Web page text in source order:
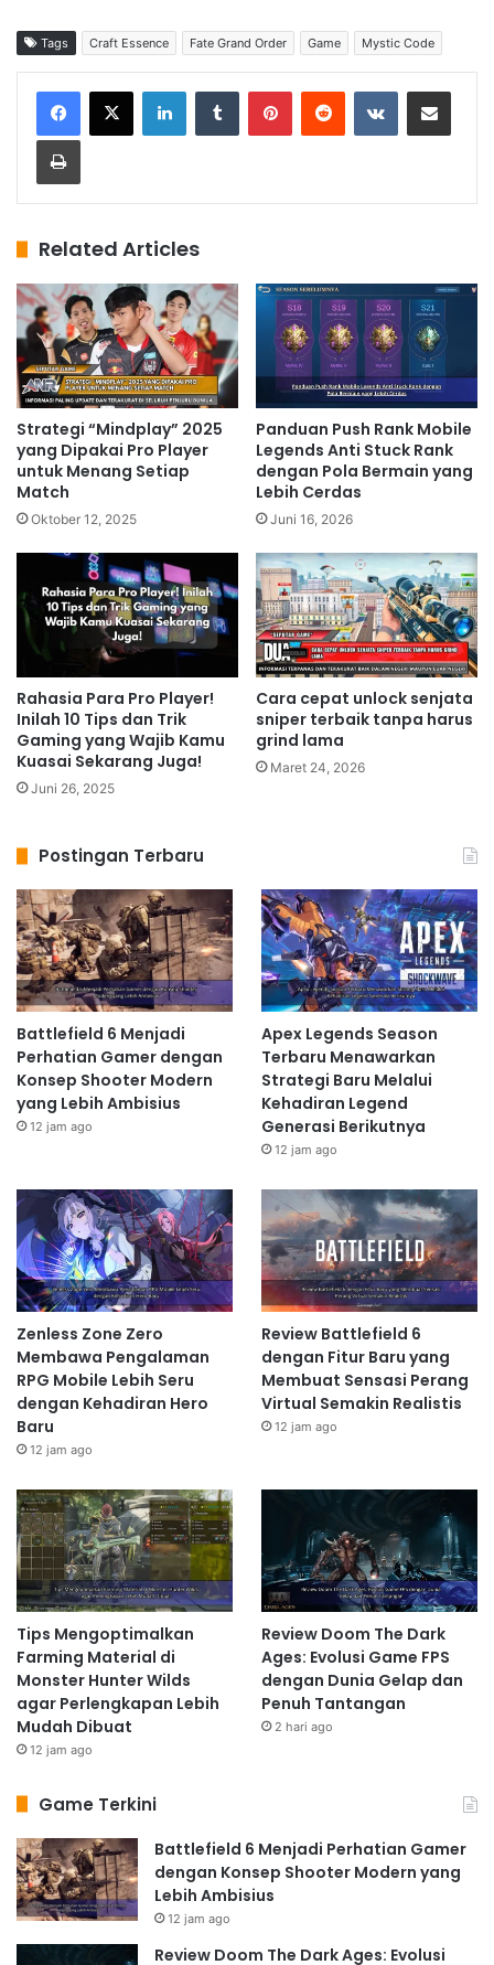
Tags Craft Essence Fate Grand Order Game Mystic Code
Related Articles
Strategi “Mindplay” 2025
yang Dipakai Pro Player
untuk Menang Setiap
Match
Oktober 12, 2025
Panduan Push Rank Mobile
Legends Anti Stuck Rank
dengan Pola Bermain yang
Lebih Cerdas
Juni 16, 2026
Rahasia Para Pro Player!
Inilah 10 Tips dan Trik
Gaming yang Wajib Kamu
Kuasai Sekarang Juga!
Juni 26, 2025
Cara cepat unlock senjata
sniper terbaik tanpa harus
grind lama
Maret 24, 2026
Postingan Terbaru
Battlefield 6 Menjadi
Perhatian Gamer dengan
Konsep Shooter Modern
yang Lebih Ambisius
12 jam ago
Apex Legends Season
Terbaru Menawarkan
Strategi Baru Melalui
Kehadiran Legend
Generasi Berikutnya
12 jam ago
Zenless Zone Zero
Membawa Pengalaman
RPG Mobile Lebih Seru
dengan Kehadiran Hero
Baru
12 jam ago
Review Battlefield 6
dengan Fitur Baru yang
Membuat Sensasi Perang
Virtual Semakin Realistis
12 jam ago
Tips Mengoptimalkan
Farming Material di
Monster Hunter Wilds
agar Perlengkapan Lebih
Mudah Dibuat
12 jam ago
Review Doom The Dark
Ages: Evolusi Game FPS
dengan Dunia Gelap dan
Penuh Tantangan
2 hari ago
Game Terkini
Battlefield 6 Menjadi Perhatian Gamer
dengan Konsep Shooter Modern yang
Lebih Ambisius
12 jam ago
Review Doom The Dark Ages: Evolusi